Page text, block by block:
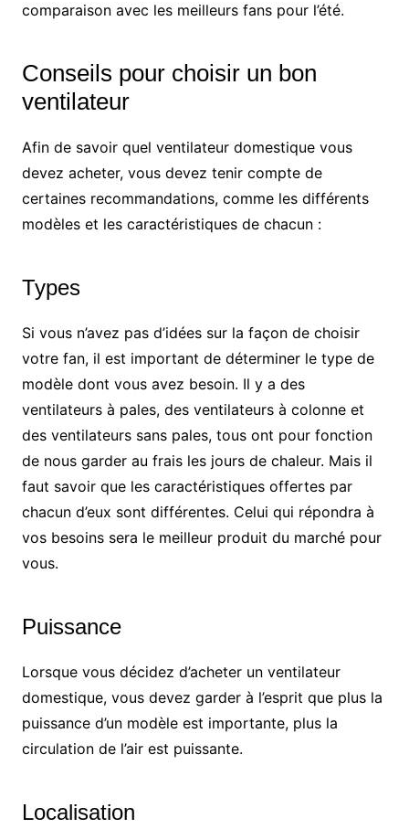
comparaison avec les meilleurs fans pour l’été.
Conseils pour choisir un bon
ventilateur
Afin de savoir quel ventilateur domestique vous
devez acheter, vous devez tenir compte de
certaines recommandations, comme les différents
modèles et les caractéristiques de chacun :
Types
Si vous n’avez pas d’idées sur la façon de choisir
votre fan, il est important de déterminer le type de
modèle dont vous avez besoin. Il y a des
ventilateurs à pales, des ventilateurs à colonne et
des ventilateurs sans pales, tous ont pour fonction
de nous garder au frais les jours de chaleur. Mais il
faut savoir que les caractéristiques offertes par
chacun d’eux sont différentes. Celui qui répondra à
vos besoins sera le meilleur produit du marché pour
vous.
Puissance
Lorsque vous décidez d’acheter un ventilateur
domestique, vous devez garder à l’esprit que plus la
puissance d’un modèle est importante, plus la
circulation de l’air est puissante.
Localisation